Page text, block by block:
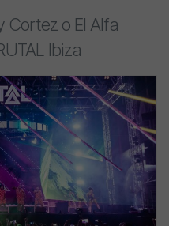
Cortez o El Alfa
Ibiza